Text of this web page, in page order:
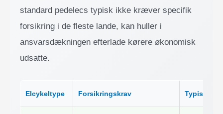
standard pedelecs typisk ikke kræver specifik
forsikring i de fleste lande, kan huller i
ansvarsdækningen efterlade kørere økonomisk
udsatte.
Elcykeltype Forsikringskrav Typisk pris